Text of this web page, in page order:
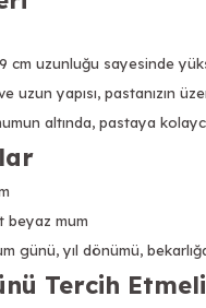
cm uzunluğu sayesinde
uzun yapısı, pastanızın
altında, pastaya
beyaz mum
günü, yıl dönümü,
Tercih